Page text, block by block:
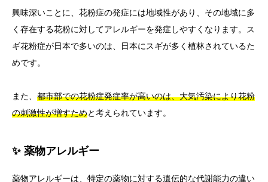
興味深いことに、花粉症の発症には地域性があり、その地域に多
く存在する花粉に対してアレルギーを発症しやすくなります。ス
ギ花粉症が日本で多いのは、日本にスギが多く植林されているた
めです。
また、 都市部での花粉症発症率が高いのは、大気汚染により花粉
の刺激性が増すためと考えられています。
✨ 薬物アレルギー
薬物アレルギーは、特定の薬物に対する遺伝的な代謝能力の違い